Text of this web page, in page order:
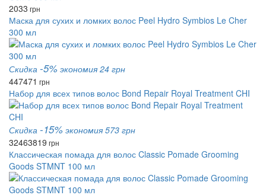
2033 грн
Маска для сухих и ломких волос Peel Hydro Symbios Le Cher
300 мл
Скидка -5% экономия 24 грн
447471 грн
Набор для всех типов волос Bond Repair Royal Treatment CHI
Скидка -15% экономия 573 грн
32463819 грн
Классическая помада для волос Classic Pomade Grooming
Goods STMNT 100 мл